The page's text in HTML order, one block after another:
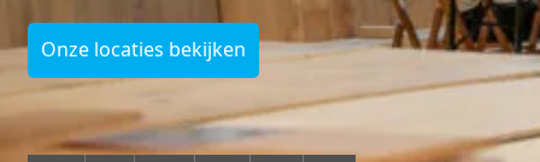
Onze locaties bekijken